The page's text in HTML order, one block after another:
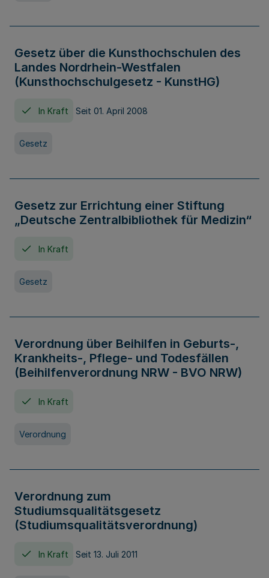
Gesetz über die Kunsthochschulen des
Landes Nordrhein-Westfalen
(Kunsthochschulgesetz - KunstHG)
In Kraft Seit 01. April 2008
Gesetz
Gesetz zur Errichtung einer Stiftung
„Deutsche Zentralbibliothek für Medizin“
In Kraft
Gesetz
Verordnung über Beihilfen in Geburts-,
Krankheits-, Pflege- und Todesfällen
(Beihilfenverordnung NRW - BVO NRW)
In Kraft
Verordnung
Verordnung zum
Studiumsqualitätsgesetz
(Studiumsqualitätsverordnung)
In Kraft Seit 13. Juli 2011